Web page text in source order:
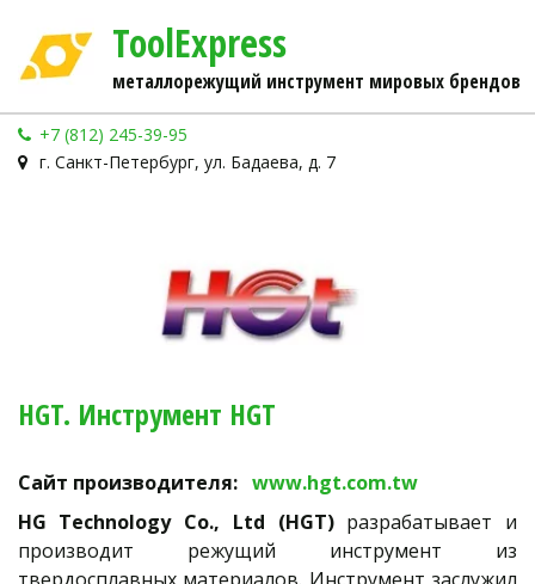
ToolExpress
металлорежущий инструмент мировых брендов
+7 (812) 245-39-95
г. Санкт-Петербург, ул. Бадаева, д. 7
HGT. Инструмент HGT
Сайт производителя: www.hgt.com.tw
HG Technology Co., Ltd (HGT) разрабатывает и
производит режущий инструмент из